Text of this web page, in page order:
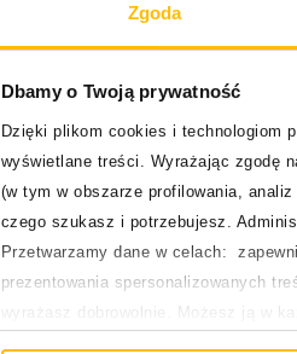
Zgoda
Dbamy o Twoją prywatność
Dzięki plikom cookies i technologiom
wyświetlane treści. Wyrażając zgodę
(w tym w obszarze profilowania,
czego szukasz i potrzebujesz.
Przetwarzamy dane w celach:
prezentowania spersonalizowanych